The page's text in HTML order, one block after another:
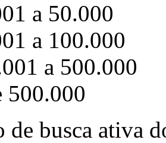
a 50.000
a 100.000
a 500.000
500.000
de busca ativa